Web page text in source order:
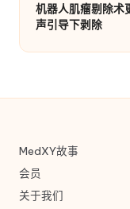
机器人肌瘤剔除术
声引导下剥除
MedXY故事
会员
关于我们